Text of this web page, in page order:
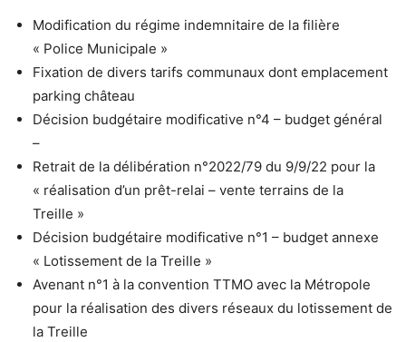
Modification du régime indemnitaire de la filière
« Police Municipale »
Fixation de divers tarifs communaux dont emplacement
parking château
Décision budgétaire modificative n°4 – budget général
–
Retrait de la délibération n°2022/79 du 9/9/22 pour la
« réalisation d’un prêt-relai – vente terrains de la
Treille »
Décision budgétaire modificative n°1 – budget annexe
« Lotissement de la Treille »
Avenant n°1 à la convention TTMO avec la Métropole
pour la réalisation des divers réseaux du lotissement de
la Treille